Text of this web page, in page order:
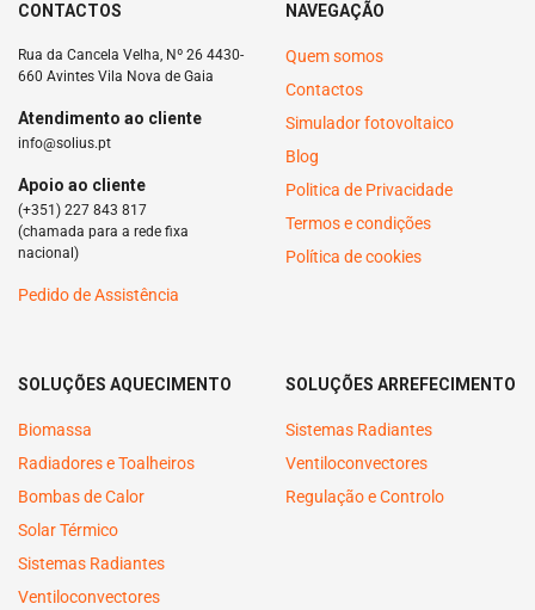
CONTACTOS
Rua da Cancela Velha, Nº 26 4430-
660 Avintes Vila Nova de Gaia
Atendimento ao cliente
info@solius.pt
Apoio ao cliente
(+351) 227 843 817
(chamada para a rede fixa
nacional)
Pedido de Assistência
NAVEGAÇÃO
Quem somos
Contactos
Simulador fotovoltaico
Blog
Politica de Privacidade
Termos e condições
Política de cookies
SOLUÇÕES AQUECIMENTO
Biomassa
Radiadores e Toalheiros
Bombas de Calor
Solar Térmico
Sistemas Radiantes
Ventiloconvectores
SOLUÇÕES ARREFECIMENTO
Sistemas Radiantes
Ventiloconvectores
Regulação e Controlo